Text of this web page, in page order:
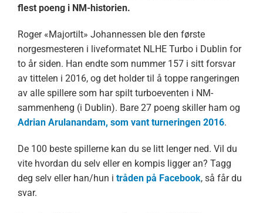
flest poeng i NM-historien.
Roger «Majortilt» Johannessen ble den første
norgesmesteren i liveformatet NLHE Turbo i Dublin for
to år siden. Han endte som nummer 157 i sitt forsvar
av tittelen i 2016, og det holder til å toppe rangeringen
av alle spillere som har spilt turboeventen i NM-
sammenheng (i Dublin). Bare 27 poeng skiller ham og
Adrian Arulanandam, som vant turneringen 2016.
De 100 beste spillerne kan du se litt lenger ned. Vil du
vite hvordan du selv eller en kompis ligger an? Tagg
deg selv eller han/hun i tråden på Facebook, så får du
svar.